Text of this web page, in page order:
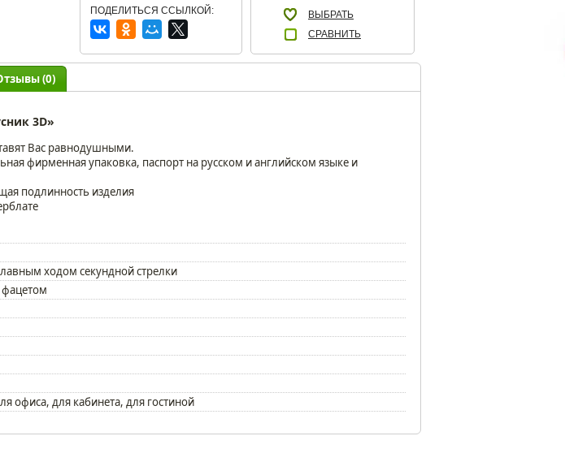
ПОДЕЛИТЬСЯ ССЫЛКОЙ:
ВЫБРАТЬ
СРАВНИТЬ
(0)
3D»
Вас равнодушными.
фирменная упаковка, паспорт на русском и английском языке и
подлинность изделия
ходом секундной стрелки
фацетом
офиса, для кабинета, для гостиной